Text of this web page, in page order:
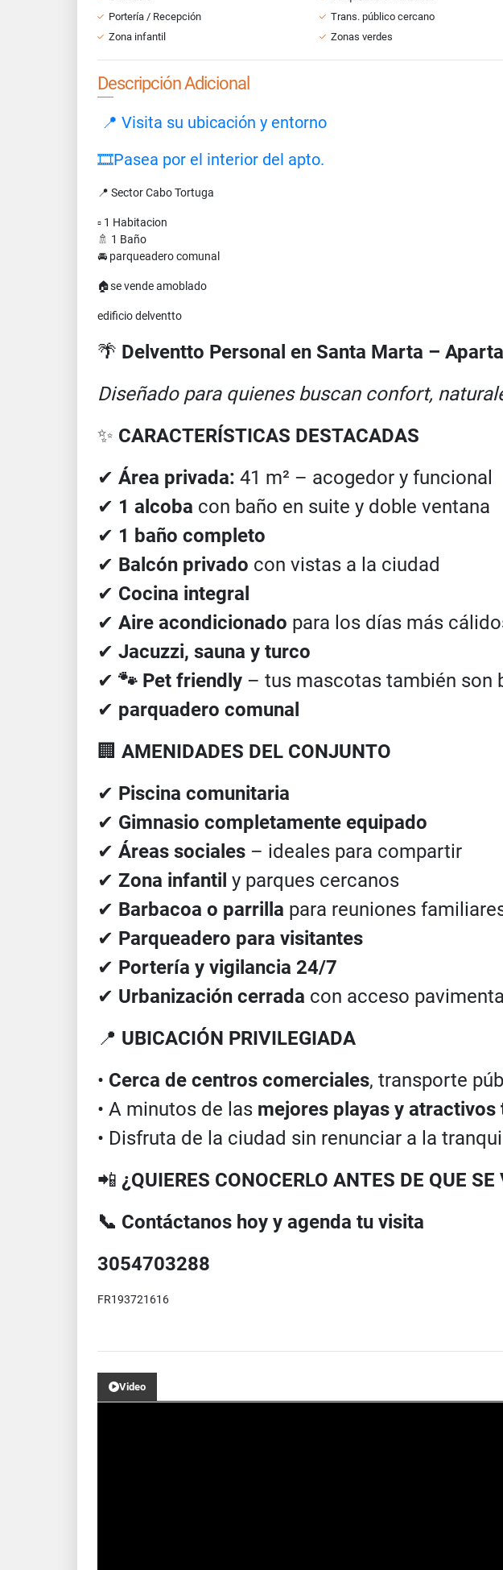
Portería / Recepción
Trans. público cercano
Zona infantil
Zonas verdes
Descripción Adicional
📍 Visita su ubicación y entorno
🎞Pasea por el interior del apto.
📍 Sector Cabo Tortuga
▫ 1 Habitacion
🚿 1 Baño
🚘 parqueadero comunal
🏠se vende amoblado
edificio delventto
🌴 Delventto Personal en Santa Marta –
Diseñado para quienes buscan confort,
✨ CARACTERÍSTICAS DESTACADAS
✔ Área privada: 41 m² – acogedor y funcional
✔ 1 alcoba con baño en suite y doble ventana
✔ 1 baño completo
✔ Balcón privado con vistas a la ciudad
✔ Cocina integral
✔ Aire acondicionado para los días más
✔ Jacuzzi, sauna y turco
✔ 🐾 Pet friendly – tus mascotas también son
✔ parquadero comunal
🏢 AMENIDADES DEL CONJUNTO
✔ Piscina comunitaria
✔ Gimnasio completamente equipado
✔ Áreas sociales – ideales para compartir
✔ Zona infantil y parques cercanos
✔ Barbacoa o parrilla para reuniones
✔ Parqueadero para visitantes
✔ Portería y vigilancia 24/7
✔ Urbanización cerrada con acceso
📍 UBICACIÓN PRIVILEGIADA
• Cerca de centros comerciales, transporte
• A minutos de las mejores playas y
• Disfruta de la ciudad sin renunciar a la
📲 ¿QUIERES CONOCERLO ANTES DE QUE SE
📞 Contáctanos hoy y agenda tu visita
3054703288
FR193721616
Video